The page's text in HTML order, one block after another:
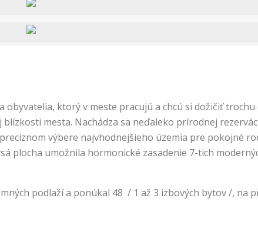
obyvatelia, ktorý v meste pracujú a chcú si dožičiť
mesta. Nachádza sa neďaleko prírodnej
výbere najvhodnejšieho územia pre pokojné
plocha umožnila hormonické zasadenie 7-tich
podlaží a ponúkal 48 / 1 až 3 izbových bytov /, na